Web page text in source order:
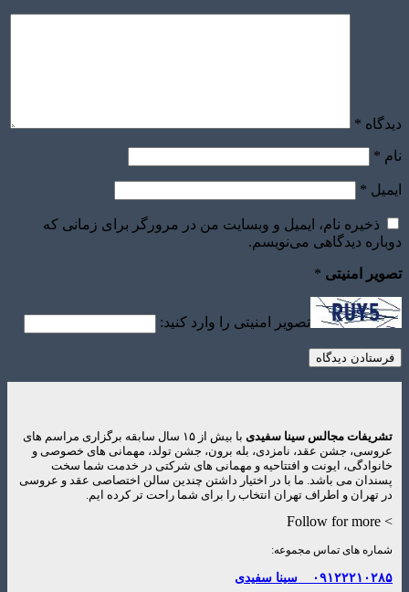
دیدگاه *
نام *
ایمیل *
ذخیره نام، ایمیل و وبسایت من در مرورگر برای زمانی که
دوباره دیدگاهی می‌نویسم.
تصویر امنیتی *
تصویر امنیتی را وارد کنید:
تشریفات مجالس سینا سفیدی
با بیش از ۱۵ سال سابقه برگزاری مراسم های
عروسی، جشن عقد، نامزدی، بله برون، جشن تولد، مهمانی های خصوصی و
خانوادگی، ایونت و افتتاحیه و مهمانی های شرکتی در خدمت شما سخت
پسندان می باشد. ما با در اختیار داشتن چندین سالن اختصاصی عقد و عروسی
در تهران و اطراف تهران انتخاب را برای شما راحت تر کرده ایم.
> Follow for more
شماره های تماس مجموعه:
۰۹۱۲۲۲۱۰۲۸۵ سینا سفیدی